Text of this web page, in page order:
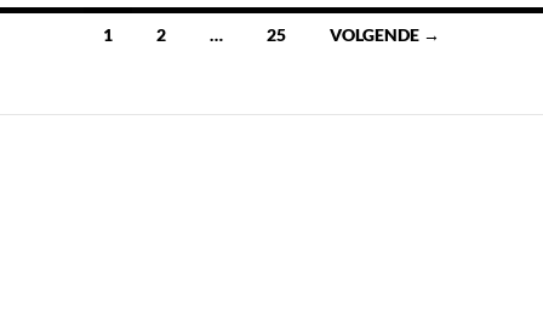
Berichten
1 2 … 25 VOLGENDE →